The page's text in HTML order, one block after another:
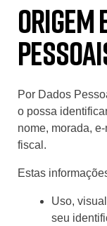
Origem
Por Dados
o possa
nome, morada,
fiscal.
Estas
Uso,
seu